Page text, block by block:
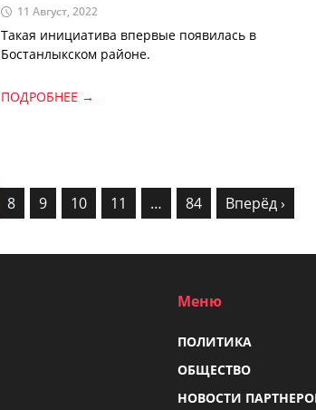
11 Август, 2022
Такая инициатива впервые появилась в
Бостанлыкском районе.
ПОДРОБНЕЕ →
8 9 10 11 … 84 Вперёд ›
Меню
ПОЛИТИКА
ОБЩЕСТВО
НОВОСТИ